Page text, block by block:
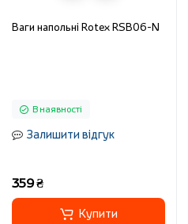
Ваги напольні Rotex RSB06-N
В наявності
Залишити відгук
359 ₴
Купити